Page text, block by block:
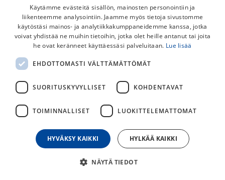
Kryptonite Keeper 785 Ketjulukko
Kryptonite Ketjulukko joka tuo mielenrauhaa ja turvaa
Kätevä, monipuolinen karkaistusta teräksestä tehty
ketjulukko, joka tarjoaa parempaa suojaa, kuin perinteinen
vaijerilukko.
55,00€
Käytämme evästeitä sisällön, mainosten personointiin ja
liikenteemme analysointiin. Jaamme myös tietoja sivustomme
käytöstäsi mainos- ja analytiikkakumppaneidemme kanssa, jotka
voivat yhdistää ne muihin tietoihin, jotka olet heille antanut tai joita
he ovat keränneet käyttäessäsi palveluitaan. Lue lisää
EHDOTTOMASTI VÄLTTÄMÄTTÖMÄT
SUORITUSKYVYLLISET KOHDENTAVAT
TOIMINNALLISET LUOKITTELEMATTOMAT
HYVÄKSY KAIKKI HYLKÄÄ KAIKKI
NÄYTÄ TIEDOT